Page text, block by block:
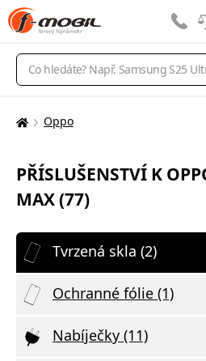
Vyhledávání
Zde
nacházíte:
Oppo
PŘÍSLUŠENSTVÍ K
MAX (77)
Tvrzená skla (2)
Ochranné fólie (1)
Nabíječky (11)